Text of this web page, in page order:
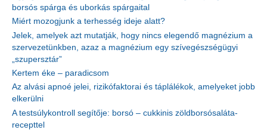
borsós spárga és uborkás spárgaital
Miért mozogjunk a terhesség ideje alatt?
Jelek, amelyek azt mutatják, hogy nincs elegendő magnézium a
szervezetünkben, azaz a magnézium egy szívegészségügyi
„szupersztár”
Kertem éke – paradicsom
Az alvási apnoé jelei, rizikófaktorai és táplálékok, amelyeket jobb
elkerülni
A testsúlykontroll segítője: borsó – cukkinis zöldborsósaláta-
recepttel